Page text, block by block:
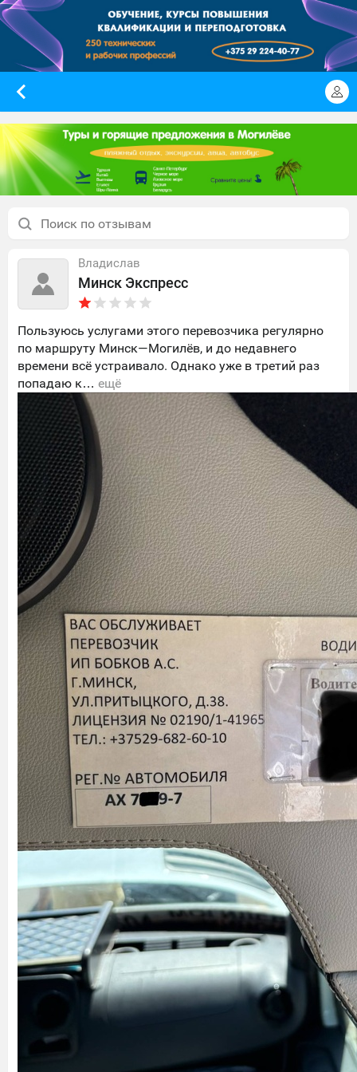
Владислав
Минск Экспресс
Пользуюсь услугами этого перевозчика регулярно
по маршруту Минск—Могилёв, и до недавнего
времени всё устраивало. Однако уже в третий раз
попадаю к… ещё